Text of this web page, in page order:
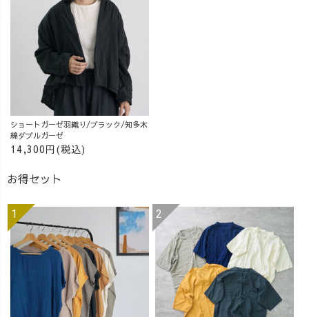
ショートガーゼ羽織り/ブラック/知多木
綿ダブルガーゼ
14,300円(税込)
お得セット